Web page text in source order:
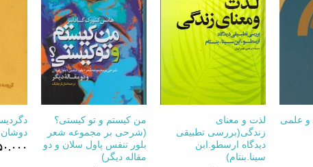
و علمی
لذت و معنای
زندگی(بررسی تطبیقی
دیدگاه ارسطو.ابن
سینا.بنتام)
من کیستم و تو کیستی؟
(شرحی بر مجموعه شعر
بلور تنفس پاول سلان و دو
مقاله دیگر)
دوشان